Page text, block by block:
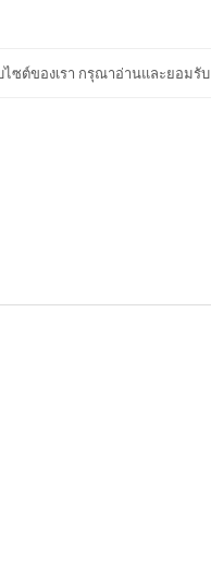
ไซต์ของเรา กรุณาอ่านและยอมรับ